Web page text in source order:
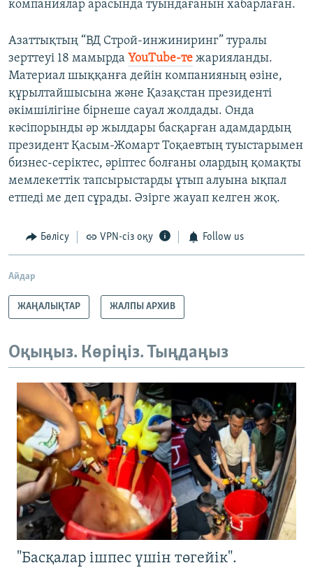
компаниялар арасында туындағанын хабарлаған.
Азаттықтың “ВД Строй-инжиниринг” туралы
зерттеуі 18 мамырда YouTube-те жарияланды.
Материал шыққанға дейін компанияның өзіне,
құрылтайшысына және Қазақстан президенті
әкімшілігіне бірнеше сауал жолдады. Онда
кәсіпорынды әр жылдары басқарған адамдардың
президент Қасым-Жомарт Тоқаевтың туыстарымен
бизнес-серіктес, әріптес болғаны олардың қомақты
мемлекеттік тапсырыстарды ұтып алуына ықпал
етпеді ме деп сұрады. Әзірге жауап келген жоқ.
Бөлісу VPN-сіз оқу Follow us
Айдар
ЖАҢАЛЫҚТАР ЖАЛПЫ АРХИВ
Оқыңыз. Көріңіз. Тыңдаңыз
"Басқалар ішпес үшін төгейік".